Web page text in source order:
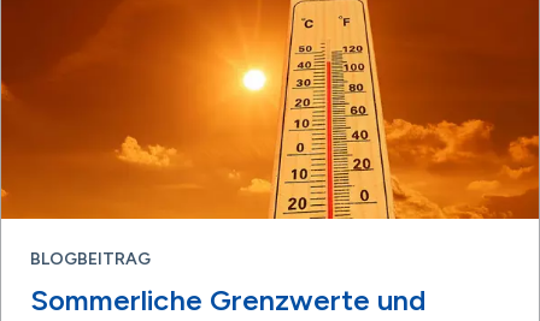
BLOGBEITRAG
Sommerliche Grenzwerte und